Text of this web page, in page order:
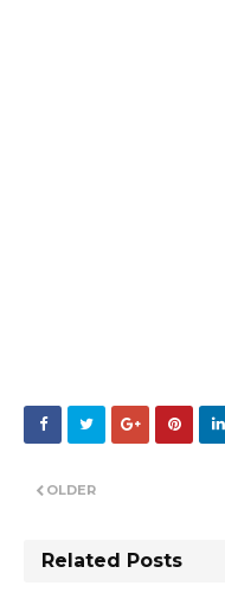
OLDER
Related Posts